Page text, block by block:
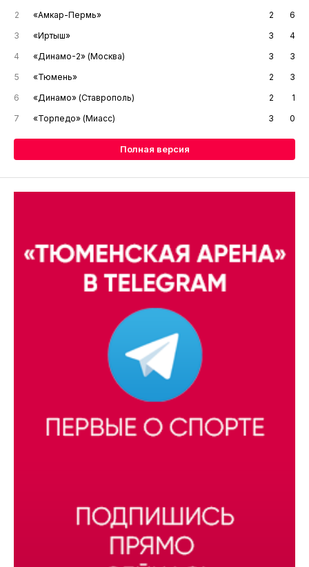
2
«Амкар-Пермь» 2
6
3
«Иртыш» 3
4
4
«Динамо-2» (Москва) 3
3
5
«Тюмень» 2
3
6
«Динамо» (Ставрополь) 2
1
7
«Торпедо» (Миасс) 3 0
Полная версия